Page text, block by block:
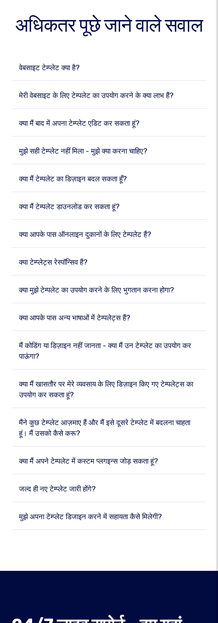
अधिकतर पूछे जाने वाले सवाल
वेबसाइट टेम्प्लेट क्या है?
मेरी वेबसाइट के लिए टेम्पलेट का उपयोग करने के क्या लाभ हैं?
क्या मैं बाद में अपना टेम्प्लेट एडिट कर सकता हूं?
मुझे सही टेम्प्लेट नहीं मिला - मुझे क्या करना चाहिए?
क्या मैं टेम्पलेट का डिज़ाइन बदल सकता हूँ?
क्या मैं टेम्पलेट डाउनलोड कर सकता हूं?
क्या आपके पास ऑनलाइन दुकानों के लिए टेम्पलेट हैं?
क्या टेम्प्लेट्स रेस्पॉन्सिव हैं?
क्या मुझे टेम्पलेट का उपयोग करने के लिए भुगतान करना होगा?
क्या आपके पास अन्य भाषाओं में टेम्पलेट्स हैं?
मैं कोडिंग या डिज़ाइन नहीं जानता - क्या मैं उन टेम्प्लेट का उपयोग कर
पाऊंगा?
क्या मैं खासतौर पर मेरे व्यवसाय के लिए डिज़ाइन किए गए टेम्पलेट्स का
उपयोग कर सकता हूं?
मैंने कुछ टेम्प्लेट आज़माए हैं और मैं इसे दूसरे टेम्प्लेट में बदलना चाहता
हूं। मैं उसको कैसे करू?
क्या मैं अपने टेम्पलेट में कस्टम प्लगइन्स जोड़ सकता हूं?
जल्द ही नए टेम्प्लेट जारी होंगे?
मुझे अपना टेम्प्लेट डिजाइन करने में सहायता कैसे मिलेगी?